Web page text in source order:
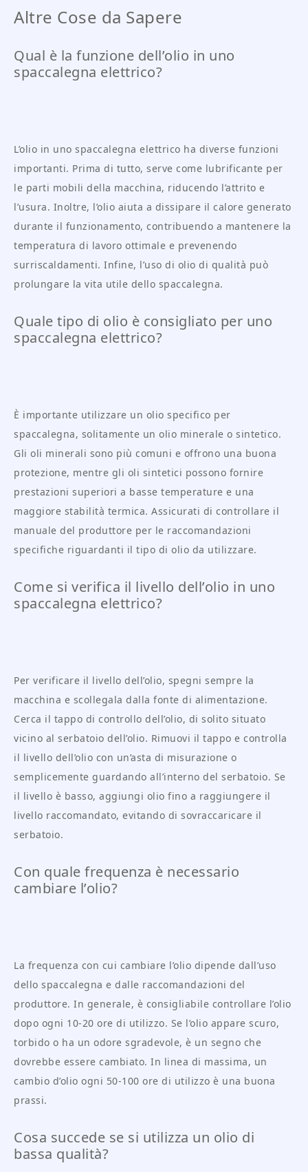
Altre Cose da Sapere
Qual è la funzione dell’olio in uno
spaccalegna elettrico?
L’olio in uno spaccalegna elettrico ha diverse funzioni
importanti. Prima di tutto, serve come lubrificante per
le parti mobili della macchina, riducendo l’attrito e
l’usura. Inoltre, l’olio aiuta a dissipare il calore generato
durante il funzionamento, contribuendo a mantenere la
temperatura di lavoro ottimale e prevenendo
surriscaldamenti. Infine, l’uso di olio di qualità può
prolungare la vita utile dello spaccalegna.
Quale tipo di olio è consigliato per uno
spaccalegna elettrico?
È importante utilizzare un olio specifico per
spaccalegna, solitamente un olio minerale o sintetico.
Gli oli minerali sono più comuni e offrono una buona
protezione, mentre gli oli sintetici possono fornire
prestazioni superiori a basse temperature e una
maggiore stabilità termica. Assicurati di controllare il
manuale del produttore per le raccomandazioni
specifiche riguardanti il tipo di olio da utilizzare.
Come si verifica il livello dell’olio in uno
spaccalegna elettrico?
Per verificare il livello dell’olio, spegni sempre la
macchina e scollegala dalla fonte di alimentazione.
Cerca il tappo di controllo dell’olio, di solito situato
vicino al serbatoio dell’olio. Rimuovi il tappo e controlla
il livello dell’olio con un’asta di misurazione o
semplicemente guardando all’interno del serbatoio. Se
il livello è basso, aggiungi olio fino a raggiungere il
livello raccomandato, evitando di sovraccaricare il
serbatoio.
Con quale frequenza è necessario
cambiare l’olio?
La frequenza con cui cambiare l’olio dipende dall’uso
dello spaccalegna e dalle raccomandazioni del
produttore. In generale, è consigliabile controllare l’olio
dopo ogni 10-20 ore di utilizzo. Se l’olio appare scuro,
torbido o ha un odore sgradevole, è un segno che
dovrebbe essere cambiato. In linea di massima, un
cambio d’olio ogni 50-100 ore di utilizzo è una buona
prassi.
Cosa succede se si utilizza un olio di
bassa qualità?